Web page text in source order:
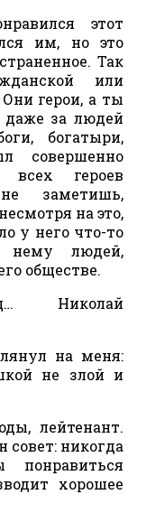
этот
им, но это
Так
или
герои, а ты
даже за людей
богатыри,
совершенно
героев
заметишь,
на это,
у него что-то
нему людей,
обществе.
Николай
на меня:
не злой и
лейтенант.
совет: никогда
хорошее